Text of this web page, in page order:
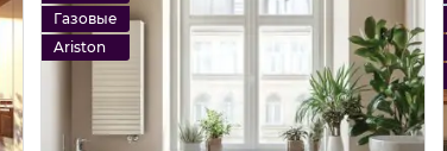
Газовые
Ariston